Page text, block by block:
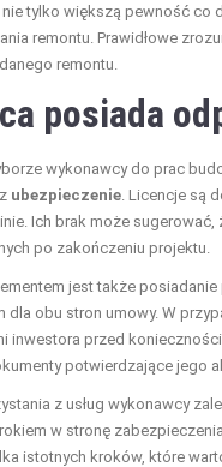
tylko większą pewność
remontu. Prawidłowe
remontu.
posiada
wykonawcy do prac
ubezpieczenie . Licencje są
Ich brak może
po zakończeniu projektu.
jest także
dla obu stron umowy. W
inwestora przed
potwierdzające jego
z usług wykonawcy
w stronę
istotnych kroków, które